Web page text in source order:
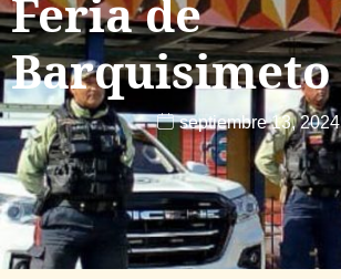
Feria de
Barquisimeto
septiembre 13, 2024